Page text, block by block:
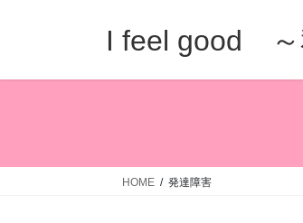
I feel good ～
HOME 発達障害